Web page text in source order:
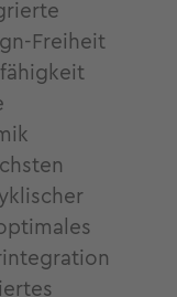
Freiheit